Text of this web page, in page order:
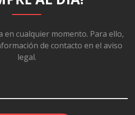
en cualquier momento. Para ello,
de contacto en el aviso
legal.